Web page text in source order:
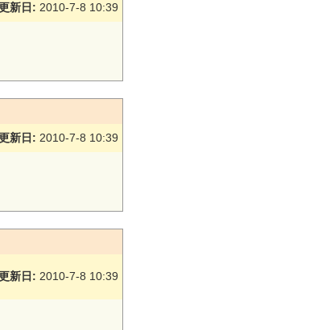
新日: 2010-7-8 10:39
新日: 2010-7-8 10:39
新日: 2010-7-8 10:39